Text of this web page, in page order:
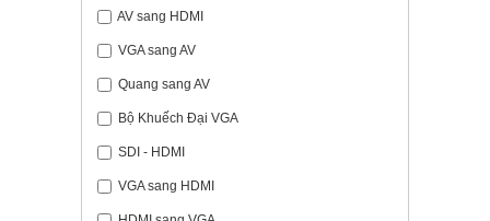
AV sang HDMI
VGA sang AV
Quang sang AV
Bộ Khuếch Đại VGA
SDI - HDMI
VGA sang HDMI